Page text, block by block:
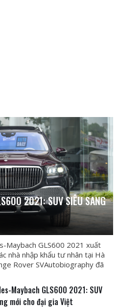
2021: SUV SIÊU SANG
Maybach GLS600 2021 xuất
nhà nhập khẩu tư nhân tại Hà
Rover SVAutobiography đã
Maybach GLS600 2021: SUV
mới cho đại gia Việt